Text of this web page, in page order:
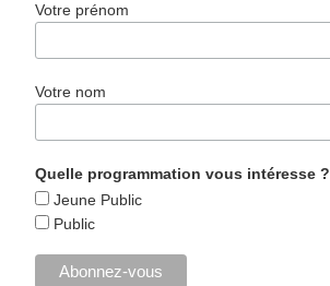
Votre prénom
Votre nom
Quelle programmation vous intéresse ?
Jeune Public
Public